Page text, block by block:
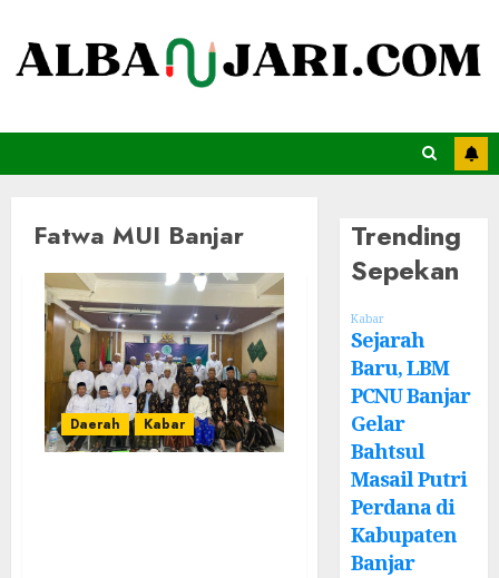
Fatwa MUI Banjar
Daerah Kabar
Trending
Sepekan
Kabar
Sejarah
Baru, LBM
PCNU Banjar
Gelar
Bahtsul
Masail Putri
Perdana di
Kabupaten
Banjar